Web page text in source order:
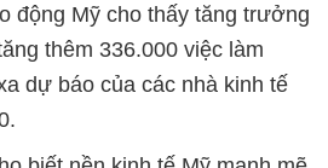
động Mỹ cho thấy tăng trưởng
thêm 336.000 việc làm
dự báo của các nhà kinh tế